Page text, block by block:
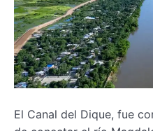
El Canal del Dique, fue